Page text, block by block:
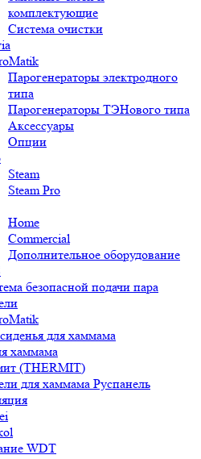
комплектующие
Система очистки
Парогенераторы электродного
типа
Парогенераторы ТЭНового типа
Аксессуары
Опции
Steam
Steam Pro
Home
Commercial
Дополнительное оборудование
безопасной подачи пара
для хаммама
хаммама
(THERMIT)
для хаммама Руспанель
WDT